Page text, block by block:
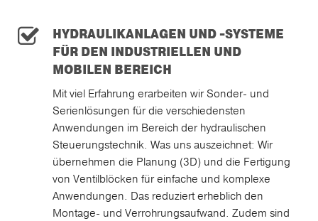
HYDRAULIKANLAGEN UND -SYSTEME
FÜR DEN INDUSTRIELLEN UND
MOBILEN BEREICH
Mit viel Erfahrung erarbeiten wir Sonder- und
Serienlösungen für die verschiedensten
Anwendungen im Bereich der hydraulischen
Steuerungstechnik. Was uns auszeichnet: Wir
übernehmen die Planung (3D) und die Fertigung
von Ventilblöcken für einfache und komplexe
Anwendungen. Das reduziert erheblich den
Montage- und Verrohrungsaufwand. Zudem sind